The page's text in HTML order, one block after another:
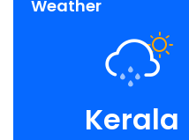
Weather
Kerala